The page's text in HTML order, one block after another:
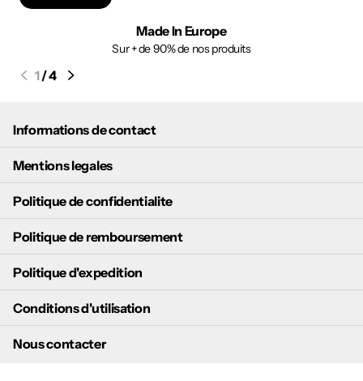
Made In Europe
Sur + de 90% de nos produits
1/4
Informations de contact
Mentions legales
Politique de confidentialite
Politique de remboursement
Politique d'expedition
Conditions d'utilisation
Nous contacter